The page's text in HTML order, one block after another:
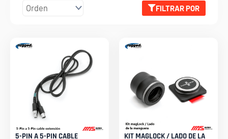
FILTRAR POR
5-PIN A 5-PIN CABLE
KIT MAGLOCK / LADO DE LA